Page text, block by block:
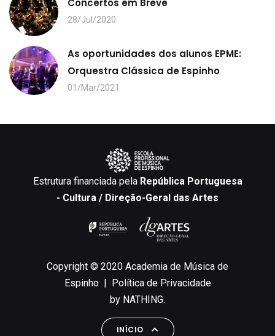
Concertos em Breve
28/Jul/2020
As oportunidades dos alunos EPME:
Orquestra Clássica de Espinho
01/Mar/2021
Estrutura financiada pela República Portuguesa
- Cultura / Direção-Geral das Artes
Copyright © 2020 Academia de Música de
Espinho | Política de Privacidade
by NATHING.
INÍCIO